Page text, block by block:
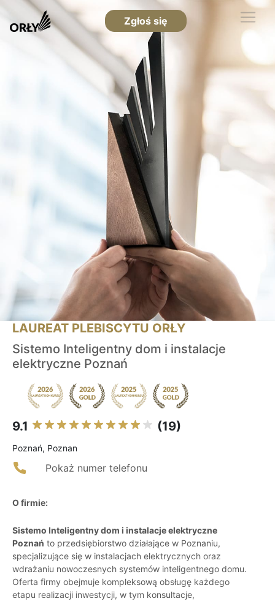
Zgłoś się
LAUREAT PLEBISCYTU ORŁY
Sistemo Inteligentny dom i instalacje
elektryczne Poznań
9.1 (19)
Poznań, Poznan
Pokaż numer telefonu
O firmie:
Sistemo Inteligentny dom i instalacje elektryczne
Poznań to przedsiębiorstwo działające w Poznaniu,
specjalizujące się w instalacjach elektrycznych oraz
wdrażaniu nowoczesnych systemów inteligentnego domu.
Oferta firmy obejmuje kompleksową obsługę każdego
etapu realizacji inwestycji, w tym konsultacje,